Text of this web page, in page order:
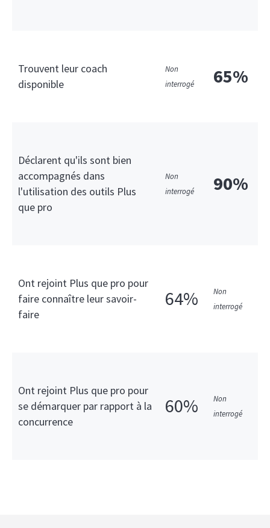
Trouvent leur coach
disponible
Non
interrogé
65%
Déclarent qu'ils sont bien
accompagnés dans
l'utilisation des outils Plus
que pro
Non
interrogé
90%
Ont rejoint Plus que pro pour
faire connaître leur savoir-
faire
64%
Non
interrogé
Ont rejoint Plus que pro pour
se démarquer par rapport à la
concurrence
60%
Non
interrogé